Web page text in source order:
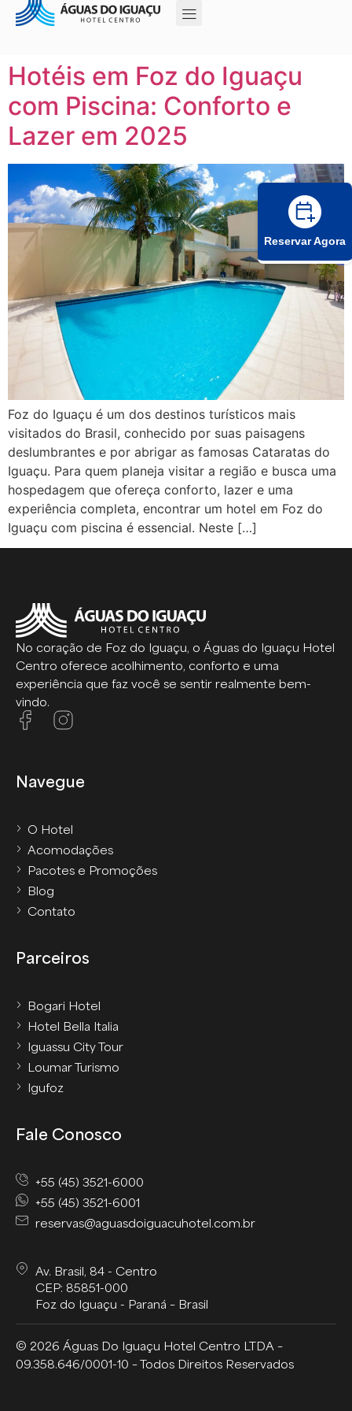
Hotéis em Foz do Iguaçu
com Piscina: Conforto e
Lazer em 2025
Foz do Iguaçu é um dos destinos turísticos mais
visitados do Brasil, conhecido por suas paisagens
deslumbrantes e por abrigar as famosas Cataratas do
Iguaçu. Para quem planeja visitar a região e busca uma
hospedagem que ofereça conforto, lazer e uma
experiência completa, encontrar um hotel em Foz do
Iguaçu com piscina é essencial. Neste […]
No coração de Foz do Iguaçu, o Águas do Iguaçu Hotel
Centro oferece acolhimento, conforto e uma
experiência que faz você se sentir realmente bem-
vindo.
Navegue
O Hotel
Acomodações
Pacotes e Promoções
Blog
Contato
Parceiros
Bogari Hotel
Hotel Bella Italia
Iguassu City Tour
Loumar Turismo
Igufoz
Fale Conosco
+55 (45) 3521-6000
+55 (45) 3521-6001
reservas@aguasdoiguacuhotel.com.br
Av. Brasil, 84 - Centro
CEP: 85851-000
Foz do Iguaçu - Paraná – Brasil
© 2026 Águas Do Iguaçu Hotel Centro LTDA –
09.358.646/0001-10 – Todos Direitos Reservados
Reservar Agora